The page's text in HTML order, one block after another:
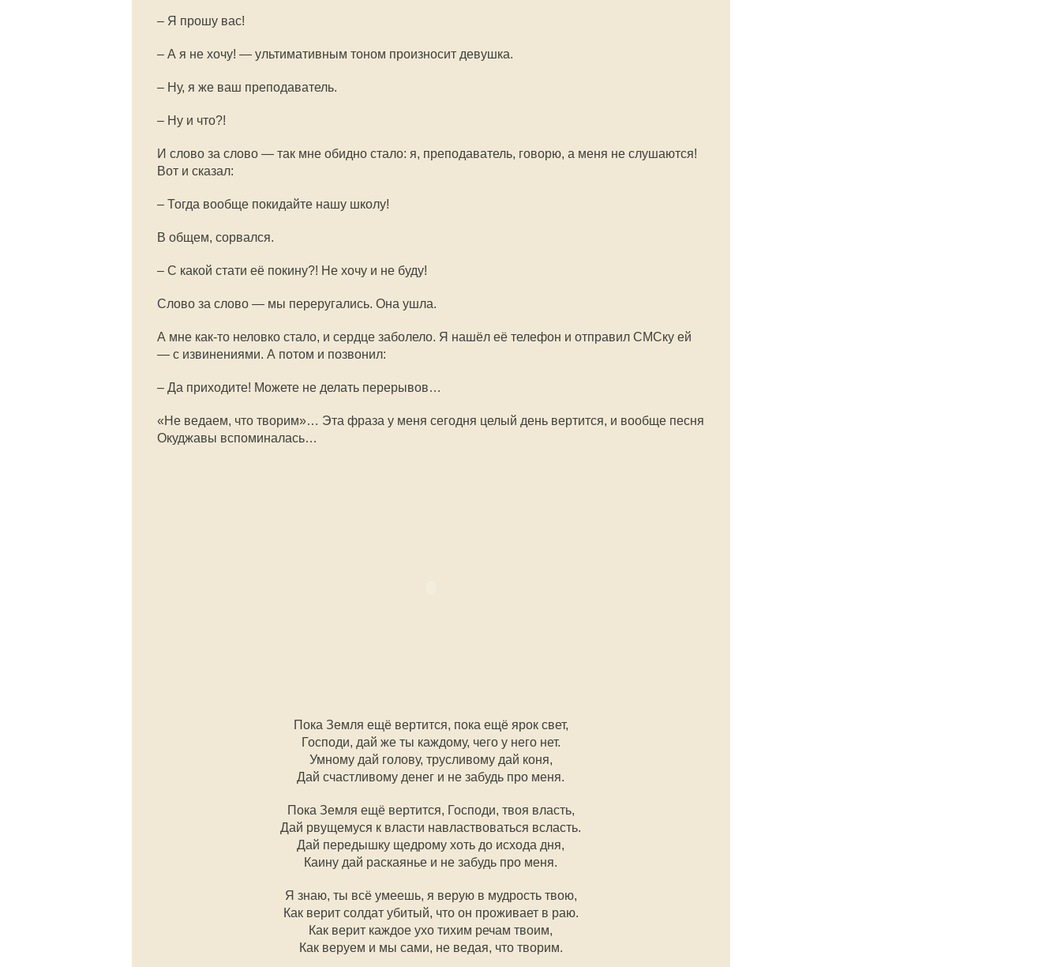
– Я прошу вас!
– А я не хочу! — ультимативным тоном произносит девушка.
– Ну, я же ваш преподаватель.
– Ну и что?!
И слово за слово — так мне обидно стало: я, преподаватель, говорю, а меня не слушаются!
Вот и сказал:
– Тогда вообще покидайте нашу школу!
В общем, сорвался.
– С какой стати её покину?! Не хочу и не буду!
Слово за слово — мы переругались. Она ушла.
А мне как-то неловко стало, и сердце заболело. Я нашёл её телефон и отправил СМСку ей
— с извинениями. А потом и позвонил:
– Да приходите! Можете не делать перерывов…
«Не ведаем, что творим»… Эта фраза у меня сегодня целый день вертится, и вообще песня
Окуджавы вспоминалась…
Пока Земля ещё вертится, пока ещё ярок свет,
Господи, дай же ты каждому, чего у него нет.
Умному дай голову, трусливому дай коня,
Дай счастливому денег и не забудь про меня.
Пока Земля ещё вертится, Господи, твоя власть,
Дай рвущемуся к власти навластвоваться всласть.
Дай передышку щедрому хоть до исхода дня,
Каину дай раскаянье и не забудь про меня.
Я знаю, ты всё умеешь, я верую в мудрость твою,
Как верит солдат убитый, что он проживает в раю.
Как верит каждое ухо тихим речам твоим,
Как веруем и мы сами, не ведая, что творим.